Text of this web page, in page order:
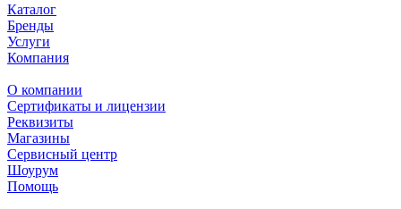
Каталог
Бренды
Услуги
Компания
О компании
Сертификаты и лицензии
Реквизиты
Магазины
Сервисный центр
Шоурум
Помощь